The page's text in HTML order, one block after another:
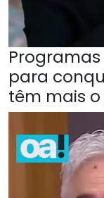
para
têm mais